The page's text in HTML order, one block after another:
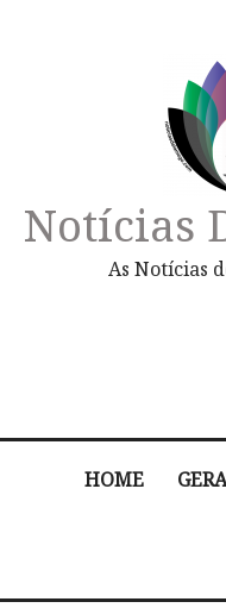
Notícias
As Notícias
HOME